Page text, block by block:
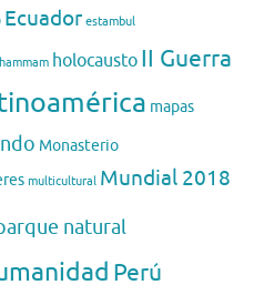
Ecuador estambul
hammam holocausto II Guerra
mapas
Monasterio
multicultural Mundial 2018
natural
Perú